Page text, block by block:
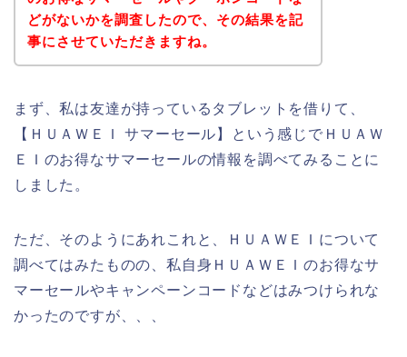
どがないかを調査したので、その結果を記
事にさせていただきますね。
まず、私は友達が持っているタブレットを借りて、
【ＨＵＡＷＥＩ サマーセール】という感じでＨＵＡＷ
ＥＩのお得なサマーセールの情報を調べてみることに
しました。
ただ、そのようにあれこれと、ＨＵＡＷＥＩについて
調べてはみたものの、私自身ＨＵＡＷＥＩのお得なサ
マーセールやキャンペーンコードなどはみつけられな
かったのですが、、、